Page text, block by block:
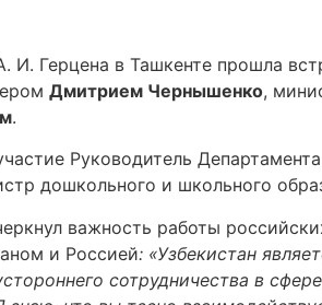
Герцена в Ташкенте прошла
Дмитрием Чернышенко,
.
Руководитель
дошкольного и школьного
важность работы
и Россией: «Узбекистан
сотрудничества в